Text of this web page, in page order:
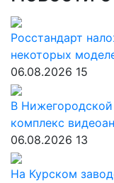
Росстандарт
некоторых
06.08.2026 15
В
комплекс
06.08.2026 13
На Курском